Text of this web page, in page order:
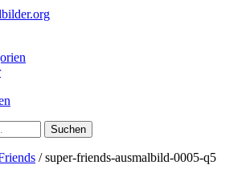
Suchen
/ super-friends-ausmalbild-0005-q5